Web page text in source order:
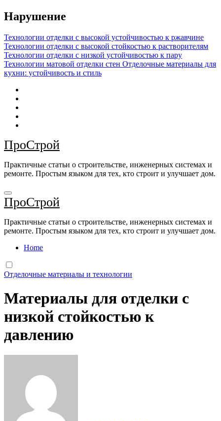
Перейти
к
Нарушение
Технологии отделки с высокой устойчивостью к ржавчине
Технологии отделки с высокой стойкостью к растворителям
Технологии отделки с низкой устойчивостью к пару
Технологии матовой отделки стен Отделочные материалы для
кухни: устойчивость и стиль
ПроСтрой
Практичные статьи о строительстве, инженерных системах и
ремонте. Простым языком для тех, кто строит и улучшает дом.
ПроСтрой
Практичные статьи о строительстве, инженерных системах и
ремонте. Простым языком для тех, кто строит и улучшает дом.
Home
Отделочные материалы и технологии
Материалы для отделки с
низкой стойкостью к
давлению